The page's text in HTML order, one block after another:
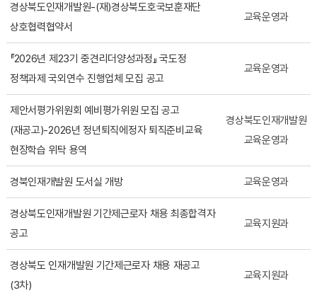
경상북도인재개발원-(재)경상북도호국보훈재단
상호협력협약서
교육운영과
『2026년 제23기 중견리더양성과정』 국도정
정책과제 국외연수 진행업체 모집 공고
교육운영과
제안서평가위원회 예비평가위원 모집 공고
(재공고)-2026년 정년퇴직에정자 퇴직준비교육
현장학습 위탁 용역
경상북도인재개발원
교육운영과
경북인재개발원 도서실 개방 교육운영과
경상북도인재개발원 기간제근로자 채용 최종합격자
공고
교육지원과
경상북도 인재개발원 기간제근로자 채용 재공고
(3차)
교육지원과